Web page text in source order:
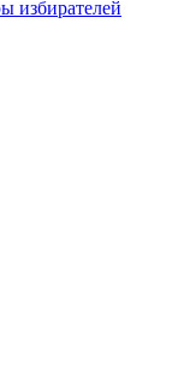
избирателей